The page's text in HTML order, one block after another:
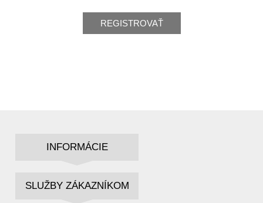
REGISTROVAŤ
INFORMÁCIE
SLUŽBY ZÁKAZNÍKOM